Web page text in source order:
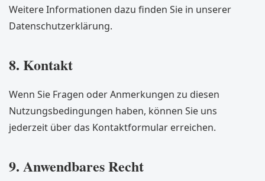
Weitere Informationen dazu finden Sie in unserer
Datenschutzerklärung.
8. Kontakt
Wenn Sie Fragen oder Anmerkungen zu diesen
Nutzungsbedingungen haben, können Sie uns
jederzeit über das Kontaktformular erreichen.
9. Anwendbares Recht